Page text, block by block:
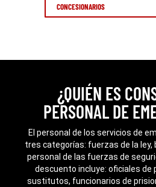
CONCESIONARIOS
¿QUIÉN ES
PERSONAL DE
El personal de los servicios de
tres categorías: fuerzas de la ley,
personal de las fuerzas de
descuento incluye: oficiales de
sustitutos, funcionarios de